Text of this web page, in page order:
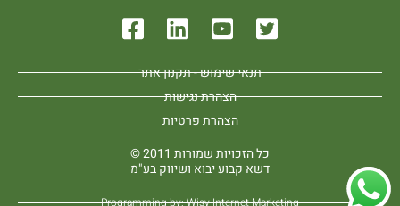
תנאי שימוש - תקנון אתר
הצהרת נגישות
הצהרת פרטיות
כל הזכויות שמורות 2011 ©
דשא קבוע יבוא ושיווק בע"מ
Programming by: Wisy Internet Marketing